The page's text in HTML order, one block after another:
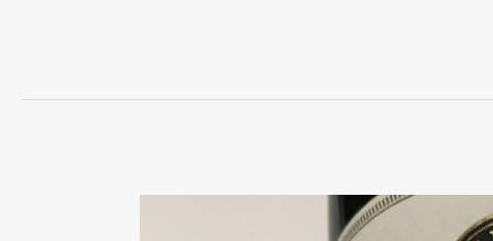
Borgo